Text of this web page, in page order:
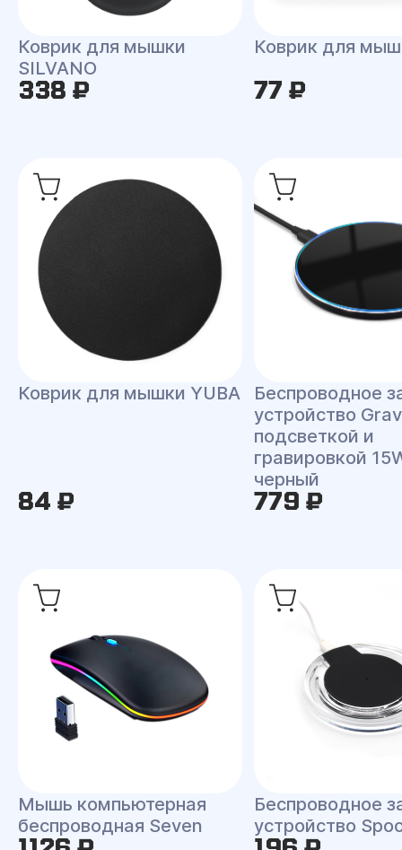
Коврик для мышки
SILVANO
338 ₽
Коврик для
77 ₽
Коврик для мышки YUBA
84 ₽
Беспроводное
устройство
подсветкой и
гравировкой
черный
779 ₽
Мышь компьютерная
беспроводная Seven
Беспроводное
устройство